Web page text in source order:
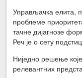
Управљачка елита,
проблеме
тачне дијагнозе
Реч је о сету
Ниједно решење
релевантних